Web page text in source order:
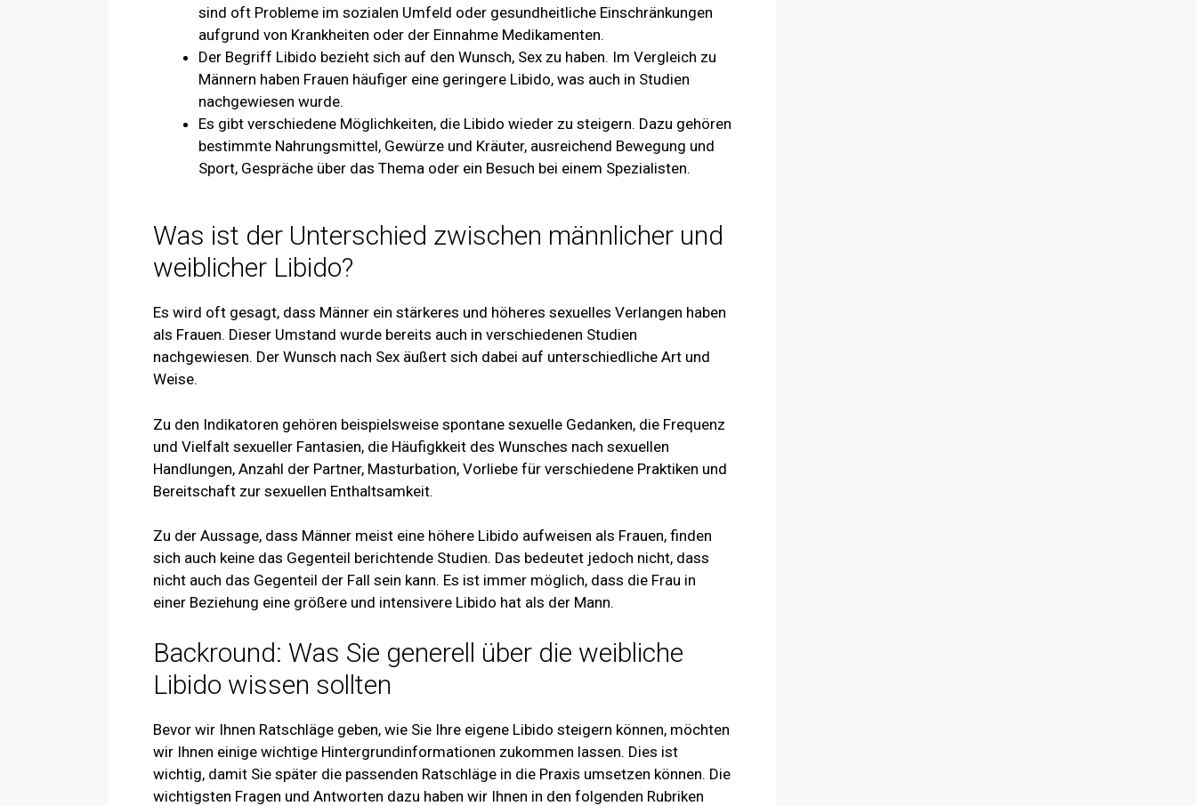
sind oft Probleme im sozialen Umfeld oder gesundheitliche Einschränkungen
aufgrund von Krankheiten oder der Einnahme Medikamenten.
Der Begriff Libido bezieht sich auf den Wunsch, Sex zu haben. Im Vergleich zu
Männern haben Frauen häufiger eine geringere Libido, was auch in Studien
nachgewiesen wurde.
Es gibt verschiedene Möglichkeiten, die Libido wieder zu steigern. Dazu gehören
bestimmte Nahrungsmittel, Gewürze und Kräuter, ausreichend Bewegung und
Sport, Gespräche über das Thema oder ein Besuch bei einem Spezialisten.
Was ist der Unterschied zwischen männlicher und
weiblicher Libido?
Es wird oft gesagt, dass Männer ein stärkeres und höheres sexuelles Verlangen haben
als Frauen. Dieser Umstand wurde bereits auch in verschiedenen Studien
nachgewiesen. Der Wunsch nach Sex äußert sich dabei auf unterschiedliche Art und
Weise.
Zu den Indikatoren gehören beispielsweise spontane sexuelle Gedanken, die Frequenz
und Vielfalt sexueller Fantasien, die Häufigkkeit des Wunsches nach sexuellen
Handlungen, Anzahl der Partner, Masturbation, Vorliebe für verschiedene Praktiken und
Bereitschaft zur sexuellen Enthaltsamkeit.
Zu der Aussage, dass Männer meist eine höhere Libido aufweisen als Frauen, finden
sich auch keine das Gegenteil berichtende Studien. Das bedeutet jedoch nicht, dass
nicht auch das Gegenteil der Fall sein kann. Es ist immer möglich, dass die Frau in
einer Beziehung eine größere und intensivere Libido hat als der Mann.
Backround: Was Sie generell über die weibliche
Libido wissen sollten
Bevor wir Ihnen Ratschläge geben, wie Sie Ihre eigene Libido steigern können, möchten
wir Ihnen einige wichtige Hintergrundinformationen zukommen lassen. Dies ist
wichtig, damit Sie später die passenden Ratschläge in die Praxis umsetzen können. Die
wichtigsten Fragen und Antworten dazu haben wir Ihnen in den folgenden Rubriken